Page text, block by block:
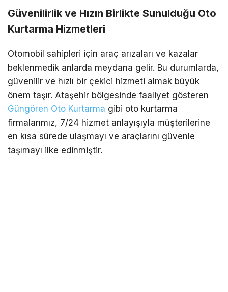
Güvenilirlik ve Hızın Birlikte Sunulduğu Oto
Kurtarma Hizmetleri
Otomobil sahipleri için araç arızaları ve kazalar
beklenmedik anlarda meydana gelir. Bu durumlarda,
güvenilir ve hızlı bir çekici hizmeti almak büyük
önem taşır. Ataşehir bölgesinde faaliyet gösteren
Güngören Oto Kurtarma gibi oto kurtarma
firmalarımız, 7/24 hizmet anlayışıyla müşterilerine
en kısa sürede ulaşmayı ve araçlarını güvenle
taşımayı ilke edinmiştir.